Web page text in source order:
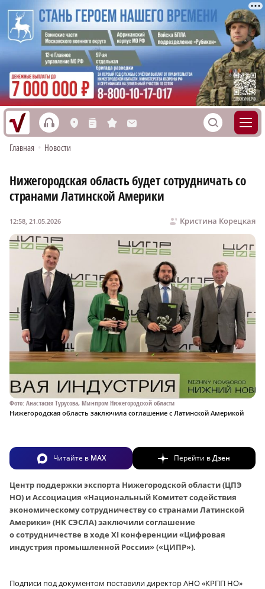
h L n s M S
Главная • Новости
Нижегородская область будет сотрудничать со
странами Латинской Америки
Кристина Корецкая
12:58, 21.05.2026
Фото: Анастасия Турусова, Минпром Нижегородской области
Нижегородская область заключила соглашение с Латинской Америкой
Читайте в MAX Перейти вДзен
Центр поддержки экспорта Нижегородской области (ЦПЭ
НО) и Ассоциация «Национальный Комитет содействия
экономическому сотрудничеству со странами Латинской
Америки» (НК СЭСЛА) заключили соглашение
о сотрудничестве в ходе XI конференции «Цифровая
индустрия промышленной России» («ЦИПР»).
Подписи под документом поставили директор АНО «КРПП НО»